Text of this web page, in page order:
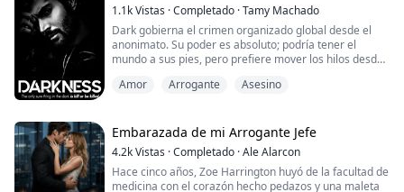
1.1kVistas ·Completado ·Tamy Machado
Dark gobierna el crimen organizado global desde el
anonimato. Su poder es absoluto; podría tener el
mundo a sus pies, pero prefiere mover los hilos desde
fracturada por una luz inesperada: una chica común
matrimonio.
Cuando Dark decide intervenir, no lo ...
Amor Arrogante Asesino
Embarazada de mi Arrogante Jefe
4.2kVistas ·Completado ·Ale Alarcon
Hace cinco años, Zoe Harrington huyó de la facultad de
medicina con el corazón hecho pedazos y una maleta